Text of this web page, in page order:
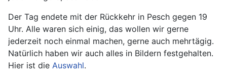
Der Tag endete mit der Rückkehr in Pesch gegen 19
Uhr. Alle waren sich einig, das wollen wir gerne
jederzeit noch einmal machen, gerne auch mehrtägig.
Natürlich haben wir auch alles in Bildern festgehalten.
Hier ist die Auswahl.